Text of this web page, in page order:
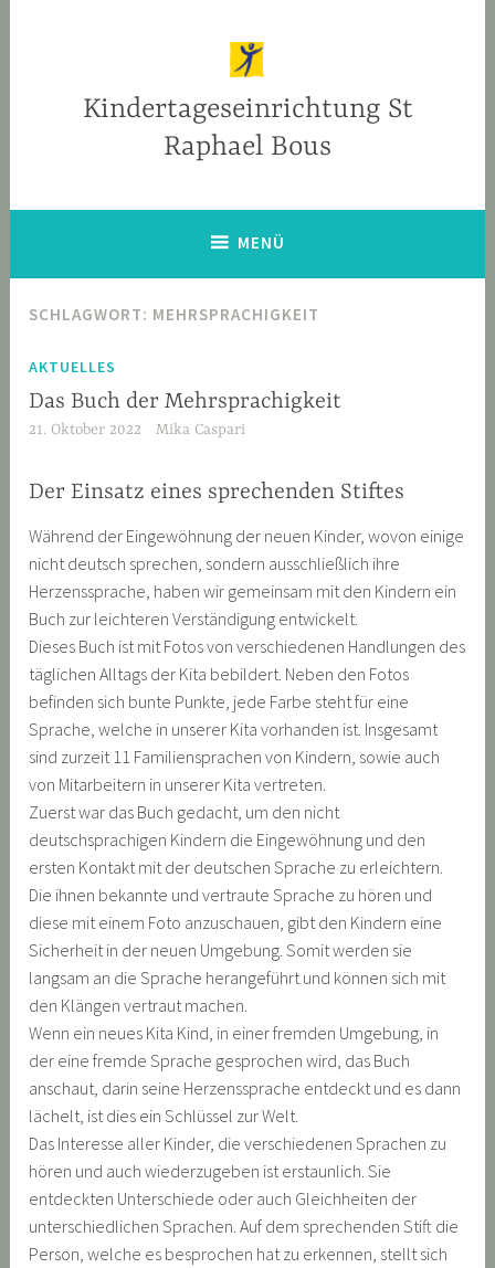
Kindertageseinrichtung St
Raphael Bous
MENÜ
SCHLAGWORT: MEHRSPRACHIGKEIT
AKTUELLES
Das Buch der Mehrsprachigkeit
21. Oktober 2022 Mika Caspari
Der Einsatz eines sprechenden Stiftes
Während der Eingewöhnung der neuen Kinder, wovon einige
nicht deutsch sprechen, sondern ausschließlich ihre
Herzenssprache, haben wir gemeinsam mit den Kindern ein
Buch zur leichteren Verständigung entwickelt.
Dieses Buch ist mit Fotos von verschiedenen Handlungen des
täglichen Alltags der Kita bebildert. Neben den Fotos
befinden sich bunte Punkte, jede Farbe steht für eine
Sprache, welche in unserer Kita vorhanden ist. Insgesamt
sind zurzeit 11 Familiensprachen von Kindern, sowie auch
von Mitarbeitern in unserer Kita vertreten.
Zuerst war das Buch gedacht, um den nicht
deutschsprachigen Kindern die Eingewöhnung und den
ersten Kontakt mit der deutschen Sprache zu erleichtern.
Die ihnen bekannte und vertraute Sprache zu hören und
diese mit einem Foto anzuschauen, gibt den Kindern eine
Sicherheit in der neuen Umgebung. Somit werden sie
langsam an die Sprache herangeführt und können sich mit
den Klängen vertraut machen.
Wenn ein neues Kita Kind, in einer fremden Umgebung, in
der eine fremde Sprache gesprochen wird, das Buch
anschaut, darin seine Herzenssprache entdeckt und es dann
lächelt, ist dies ein Schlüssel zur Welt.
Das Interesse aller Kinder, die verschiedenen Sprachen zu
hören und auch wiederzugeben ist erstaunlich. Sie
entdeckten Unterschiede oder auch Gleichheiten der
unterschiedlichen Sprachen. Auf dem sprechenden Stift die
Person, welche es besprochen hat zu erkennen, stellt sich